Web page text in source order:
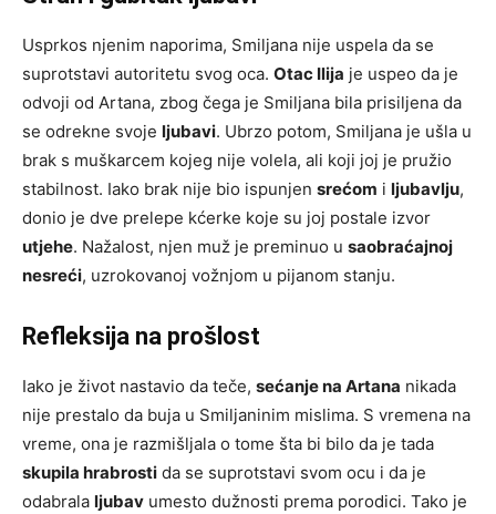
Usprkos njenim naporima, Smiljana nije uspela da se
suprotstavi autoritetu svog oca. Otac Ilija je uspeo da je
odvoji od Artana, zbog čega je Smiljana bila prisiljena da
se odrekne svoje ljubavi. Ubrzo potom, Smiljana je ušla u
brak s muškarcem kojeg nije volela, ali koji joj je pružio
stabilnost. Iako brak nije bio ispunjen srećom i ljubavlju,
donio je dve prelepe kćerke koje su joj postale izvor
utjehe. Nažalost, njen muž je preminuo u saobraćajnoj
nesreći, uzrokovanoj vožnjom u pijanom stanju.
Refleksija na prošlost
Iako je život nastavio da teče, sećanje na Artana nikada
nije prestalo da buja u Smiljaninim mislima. S vremena na
vreme, ona je razmišljala o tome šta bi bilo da je tada
skupila hrabrosti da se suprotstavi svom ocu i da je
odabrala ljubav umesto dužnosti prema porodici. Tako je